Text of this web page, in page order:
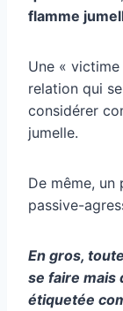
flamme
Une «
relation qui
considérer
jumelle.
De même, un
passive-
En gros,
se faire mais
étiquetée